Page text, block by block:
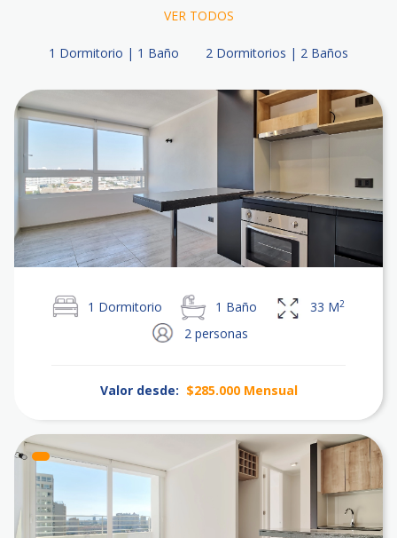
VER TODOS
1 Dormitorio | 1 Baño 2 Dormitorios | 2 Baños
1 Dormitorio 1 Baño 33 M2
2 personas
Valor desde: $285.000 Mensual